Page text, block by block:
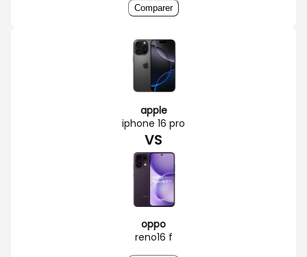
Comparer
apple
iphone 16 pro
VS
oppo
reno16 f